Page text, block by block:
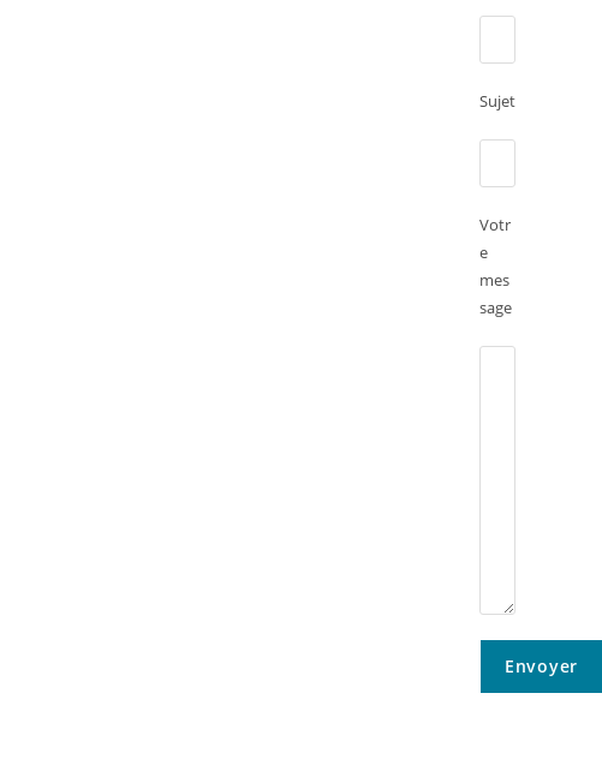
Sujet
Votr
e
mes
sage